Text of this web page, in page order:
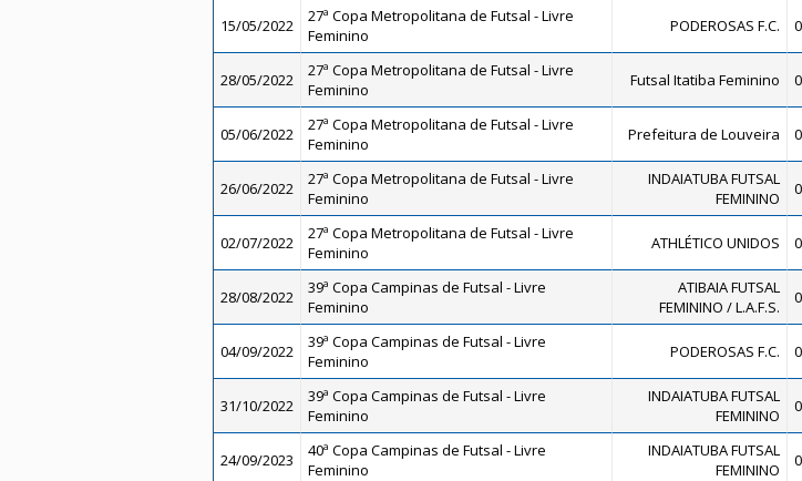
15/05/2022
27ª Copa Metropolitana de Futsal - Livre
Feminino
PODEROSAS F.C.
28/05/2022
27ª Copa Metropolitana de Futsal - Livre
Feminino
Futsal Itatiba Feminino
05/06/2022
27ª Copa Metropolitana de Futsal - Livre
Feminino
Prefeitura de Louveira
26/06/2022
27ª Copa Metropolitana de Futsal - Livre
Feminino
INDAIATUBA FUTSAL
FEMININO
02/07/2022
27ª Copa Metropolitana de Futsal - Livre
Feminino
ATHLÉTICO UNIDOS
28/08/2022
39ª Copa Campinas de Futsal - Livre
Feminino
ATIBAIA FUTSAL
FEMININO / L.A.F.S.
04/09/2022
39ª Copa Campinas de Futsal - Livre
Feminino
PODEROSAS F.C.
31/10/2022
39ª Copa Campinas de Futsal - Livre
Feminino
INDAIATUBA FUTSAL
FEMININO
24/09/2023
40ª Copa Campinas de Futsal - Livre
Feminino
INDAIATUBA FUTSAL
FEMININO